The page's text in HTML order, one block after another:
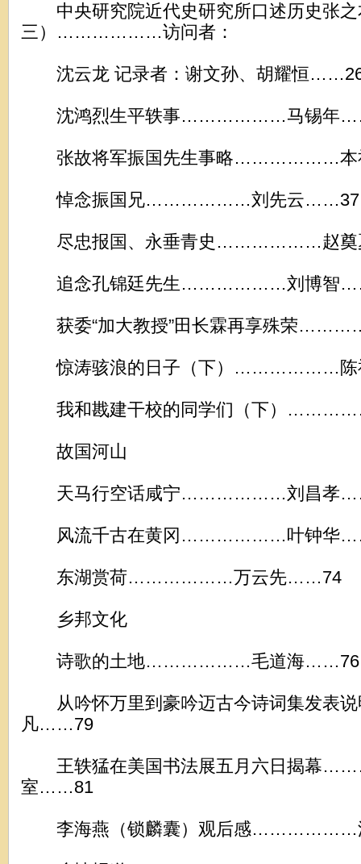
中央研究院近代史研究所口述历史张之
三）………………访问者：
沈云龙 记录者：谢文孙、胡耀恒
沈鸿烈生平轶事………………马锡年
张故将军振国先生事略………………本
悼念振国兄………………刘先云……37
尽忠报国、永垂青史………………赵
追念孔锦廷先生………………刘博智
获委“加大教授”田长霖再享殊荣
惊涛骇浪的日子（下）………………陈
我和戡建干校的同学们（下）
故国河山
天马行空话咸宁………………刘昌孝
风流千古在黄冈………………叶钟华
东湖赏荷………………万云先……74
乡邦文化
诗歌的土地………………毛道海……76
从吟怀万里到豪吟迈古今诗词集发
凡……79
王轶猛在美国书法展五月六日揭幕
室……81
李海燕（锁麟囊）观后感………………